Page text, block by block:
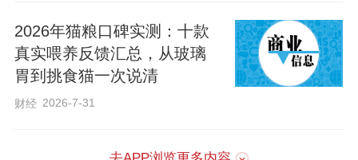
2026年猫粮口碑实测：十款
真实喂养反馈汇总，从玻璃
胃到挑食猫一次说清
财经 2026-7-31